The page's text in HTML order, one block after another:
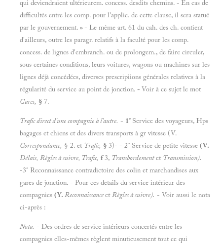
qui deviendraient ultérieurem. concess. desdits chemins. - En cas de
difficultés entre les comp. pour l'applic. de cette clause, il sera statué
par le gouvernement. »- Le même art. 61 du cah. des ch. contient
d'ailleurs, outre les paragr. relatifs à la faculté pour les comp.
concess. de lignes d'embranch. ou de prolongem., de faire circuler,
sous certaines conditions, leurs voitures, wagons ou machines sur les
lignes déjà concédées, diverses prescripiions générales relatives à la
régularité du service au point de jonction. - Voir à ce sujet le mot
Gares, § 7.
Trafic direct d'une compagnie à l'autre. - 1° Service des voyageurs, Hps
bagages et chiens et des divers transports à gr vitesse (V.
Correspondance, § 2. et Trafic, § 3)- - 2° Service de petite vitesse (V.
Délais, Règles à suivre, Trafic, f3, Transbordementet Transmission).
-3° Reconnaissance contradictoire des colin et marchandises aux
gares de jonction. - Pour ces details du service intérieur des
compagnies (Y. ReconnaissanceetRègles à suivre). - Voir aussi le nota
ci-après :
Nota. - Des ordres de service intérieurs concertés entre les
compagnies elles-mêmes règlent minutieusement tout ce qui